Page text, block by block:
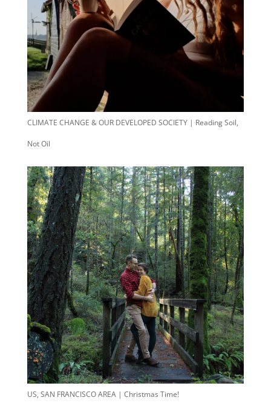
CLIMATE CHANGE & OUR DEVELOPED SOCIETY | Reading Soil,
Not Oil
US, SAN FRANCISCO AREA | Christmas Time!